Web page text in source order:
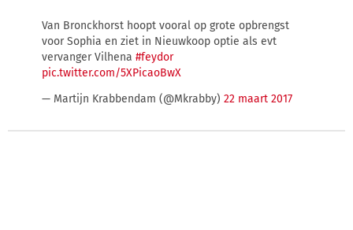
Van Bronckhorst hoopt vooral op grote opbrengst
voor Sophia en ziet in Nieuwkoop optie als evt
vervanger Vilhena #feydor
pic.twitter.com/5XPicaoBwX
— Martijn Krabbendam (@Mkrabby) 22 maart 2017